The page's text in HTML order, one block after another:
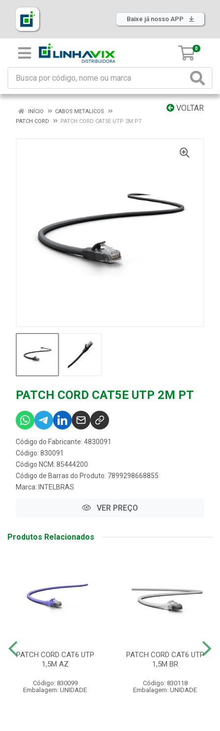
Baixe já nosso APP
0
VOLTAR
INÍCIO
CABOS METALICOS
PATCH CORD
PATCH CORD CAT5E UTP 2M PT
PATCH CORD CAT5E UTP 2M PT
Código do Fabricante: 4830091
Código: 830091
Código NCM: 85444200
Código de Barras do Produto: 7899298668855
Marca: INTELBRAS
VER PREÇO
Produtos Relacionados
PATCH CORD CAT6 UTP
1,5M AZ
Código: 830099
Embalagem: UNIDADE
PATCH CORD CAT6 UTP
1,5M BR
Código: 830118
Embalagem: UNIDADE